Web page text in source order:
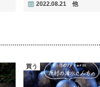
2022.08.21 他
買う